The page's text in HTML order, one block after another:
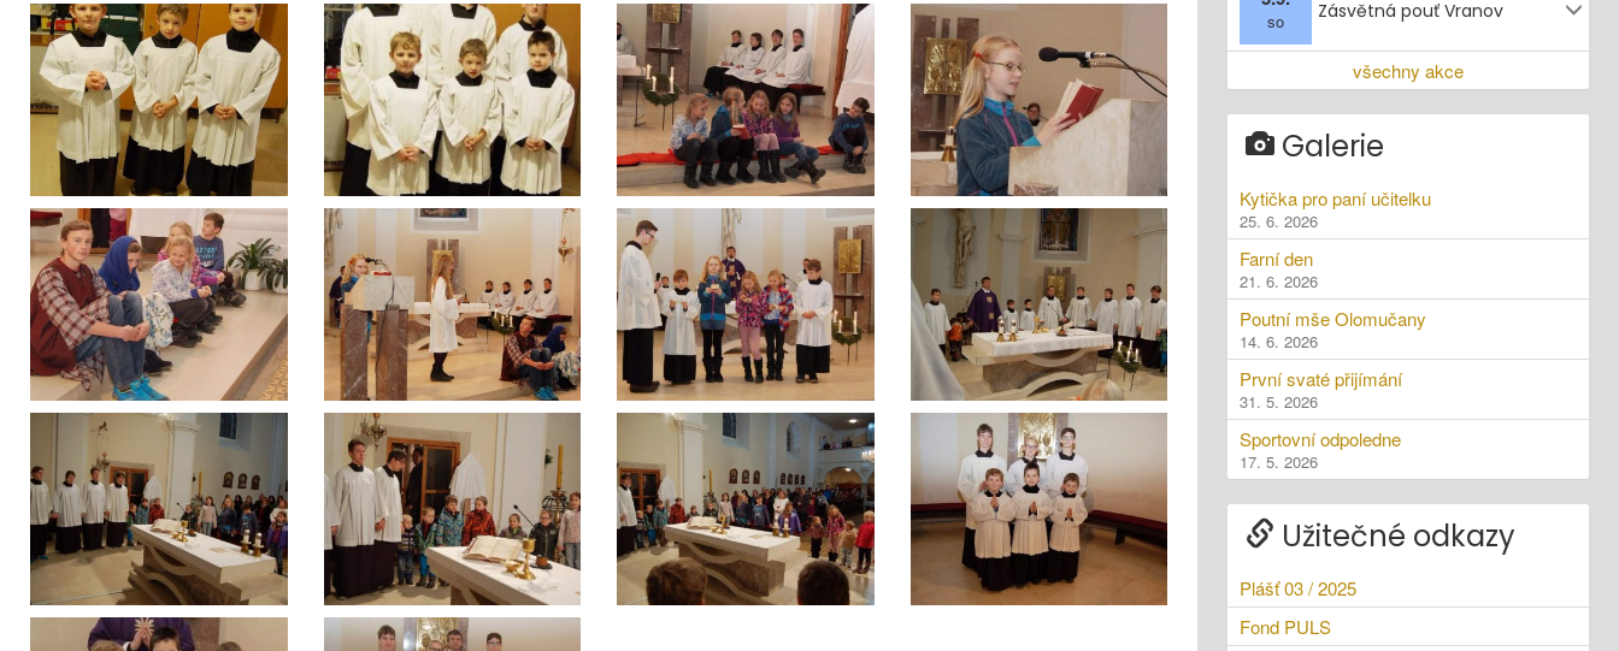
so Zásvětná pouť Vranov
všechny akce
Galerie
Kytička pro paní učitelku
25. 6. 2026
Farní den
21. 6. 2026
Poutní mše Olomučany
14. 6. 2026
První svaté přijímání
31. 5. 2026
Sportovní odpoledne
17. 5. 2026
Užitečné odkazy
Plášť 03 / 2025
Fond PULS